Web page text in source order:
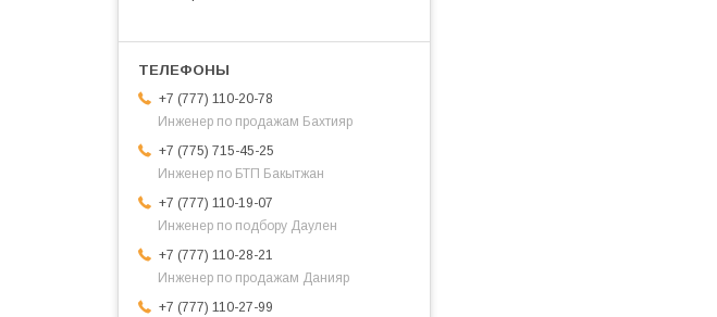
+7 (777) 110-20-78
Инженер по продажам Бахтияр
+7 (775) 715-45-25
Инженер по БТП Бакытжан
+7 (777) 110-19-07
Инженер по подбору Даулен
+7 (777) 110-28-21
Инженер по продажам Данияр
+7 (777) 110-27-99